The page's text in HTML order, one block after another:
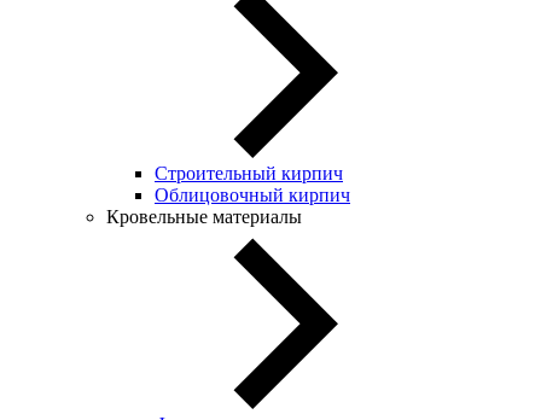
Строительный кирпич
Облицовочный кирпич
Кровельные материалы